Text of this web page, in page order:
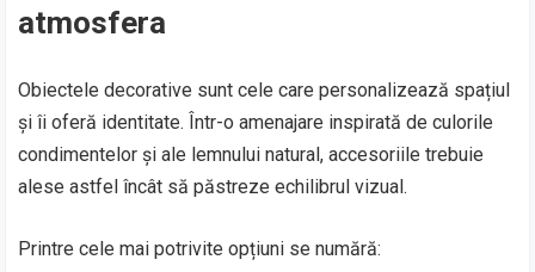
atmosfera
Obiectele decorative sunt cele care personalizează spațiul
și îi oferă identitate. Într-o amenajare inspirată de culorile
condimentelor și ale lemnului natural, accesoriile trebuie
alese astfel încât să păstreze echilibrul vizual.
Printre cele mai potrivite opțiuni se numără: